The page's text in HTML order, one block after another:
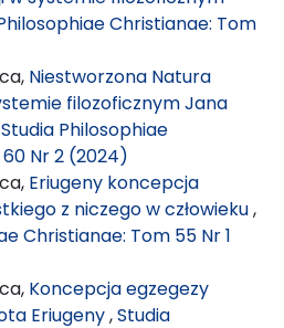
Christianae: Tom
Niestworzona Natura
filozoficznym Jana
Studia Philosophiae
Nr 2 (2024)
Eriugeny koncepcja
z niczego w człowieku,
Christianae: Tom 55 Nr 1
Koncepcja egzegezy
Eriugeny,Studia